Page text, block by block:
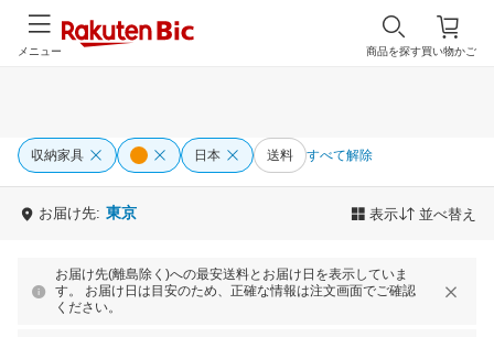
買い物かご
商品を探す
メニュー
収納家具 日本 送料 すべて解除
お届け先: 東京 表示 並べ替え
お届け先(離島除く)への最安送料とお届け日を表示していま
す。 お届け日は目安のため、正確な情報は注文画面でご確認
ください。